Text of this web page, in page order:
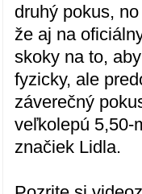
druhý pokus,
že aj na
skoky na to,
fyzicky, ale
záverečný
veľkolepú 5,50-
značiek Lidla.